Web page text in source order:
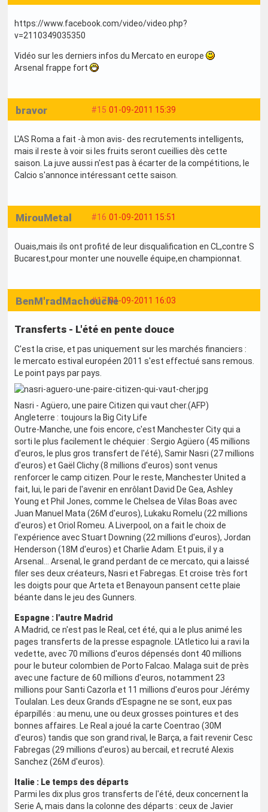
https://www.facebook.com/video/video.php?
v=2110349035350
Vidéo sur les derniers infos du Mercato en europe
Arsenal frappe fort
#15 01-09-2011 15:39
bravor
L'AS Roma a fait -à mon avis- des recrutements intelligents,
mais il reste à voir si les fruits seront cueillies dès cette
saison. La juve aussi n'est pas à écarter de la compétitions, le
Calcio s'annonce intéressant cette saison.
#16 01-09-2011 15:51
MirouMetal
Ouais,mais ils ont profité de leur disqualification en CL,contre S
Bucarest,pour monter une nouvelle équipe,en championnat.
#17 01-09-2011 16:03
BenM'radMachouche
Transferts - L'été en pente douce
C'est la crise, et pas uniquement sur les marchés financiers :
le mercato estival européen 2011 s'est effectué sans remous.
Le point pays par pays.
Nasri - Agüero, une paire Citizen qui vaut cher.(AFP)
Angleterre : toujours la Big City Life
Outre-Manche, une fois encore, c'est Manchester City qui a
sorti le plus facilement le chéquier : Sergio Agüero (45 millions
d'euros, le plus gros transfert de l'été), Samir Nasri (27 millions
d'euros) et Gaël Clichy (8 millions d'euros) sont venus
renforcer le camp citizen. Pour le reste, Manchester United a
fait, lui, le pari de l'avenir en enrôlant David De Gea, Ashley
Young et Phil Jones, comme le Chelsea de Vilas Boas avec
Juan Manuel Mata (26M d'euros), Lukaku Romelu (22 millions
d'euros) et Oriol Romeu. A Liverpool, on a fait le choix de
l'expérience avec Stuart Downing (22 millions d'euros), Jordan
Henderson (18M d'euros) et Charlie Adam. Et puis, il y a
Arsenal... Arsenal, le grand perdant de ce mercato, qui a laissé
filer ses deux créateurs, Nasri et Fabregas. Et croise très fort
les doigts pour que Arteta et Benayoun pansent cette plaie
béante dans le jeu des Gunners.
Espagne : l'autre Madrid
A Madrid, ce n'est pas le Real, cet été, qui a le plus animé les
pages transferts de la presse espagnole. L'Atletico lui a ravi la
vedette, avec 70 millions d'euros dépensés dont 40 millions
pour le buteur colombien de Porto Falcao. Malaga suit de près
avec une facture de 60 millions d'euros, notamment 23
millions pour Santi Cazorla et 11 millions d'euros pour Jérémy
Toulalan. Les deux Grands d'Espagne ne se sont, eux pas
éparpillés : au menu, une ou deux grosses pointures et des
bonnes affaires. Le Real a joué la carte Coentrao (30M
d'euros) tandis que son grand rival, le Barça, a fait revenir Cesc
Fabregas (29 millions d'euros) au bercail, et recruté Alexis
Sanchez (26M d'euros).
Italie : Le temps des départs
Parmi les dix plus gros transferts de l'été, deux concernent la
Serie A, mais dans la colonne des départs : ceux de Javier